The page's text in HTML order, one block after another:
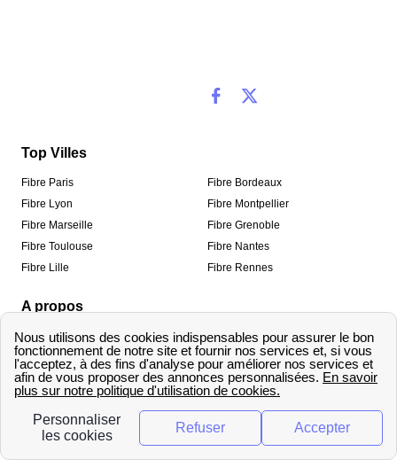
Top Villes
Fibre Paris
Fibre Lyon
Fibre Marseille
Fibre Toulouse
Fibre Lille
Fibre Bordeaux
Fibre Montpellier
Fibre Grenoble
Fibre Nantes
Fibre Rennes
A propos
Qui sommes-nous ?
Informations de contact
Méthodologie de classement
Mentions légales
Traitement des avis
Copyright © fibre-optique-eligibilite.fr 2026 – Tous
droits réservés